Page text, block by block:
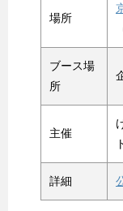
場所
ブース場
所
主催
詳細